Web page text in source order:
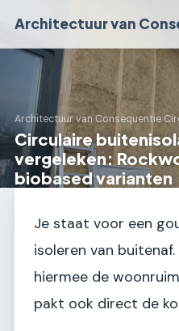
Architectuur van
Architectuur van Consequentie›
Circulaire
vergeleken:
biobased varianten
Je staat voor een
isoleren van
hiermee de
pakt ook direct de